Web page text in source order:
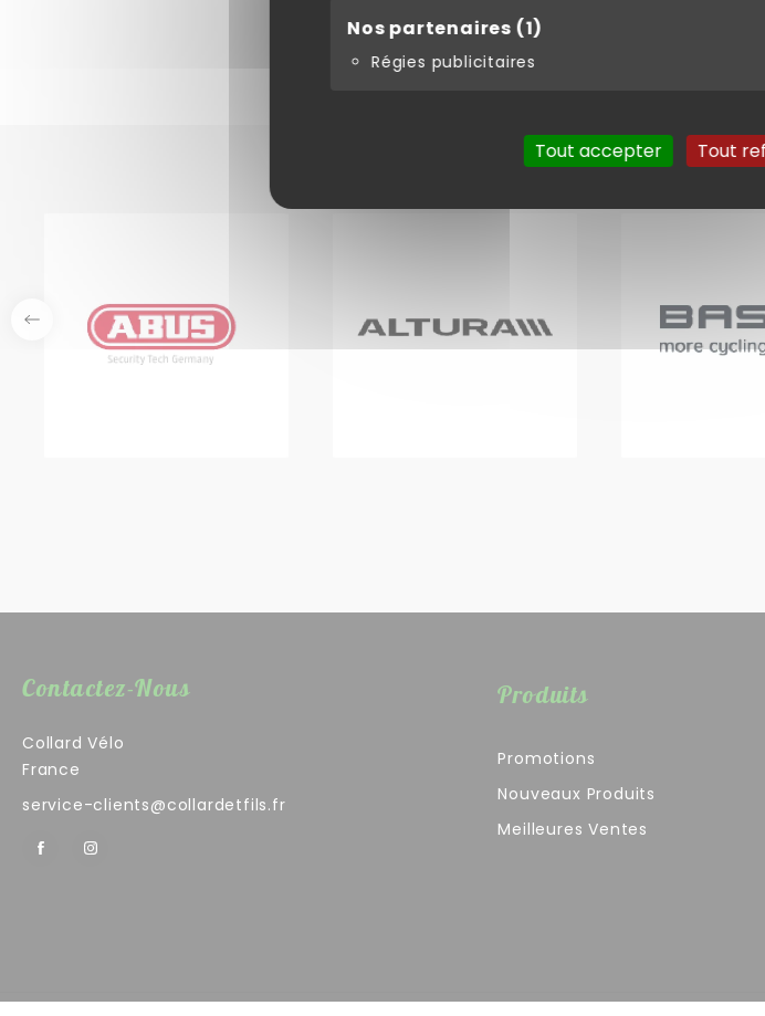
Nos partenaires (1)
Régies publicitaires
Tout accepter Tout
Affichage 1-2 de 2 article(s)
Contactez-Nous
Collard Vélo
France
service-clients@collardetfils.fr
Produits
Promotions
Nouveaux Produits
Meilleures Ventes